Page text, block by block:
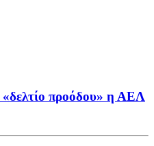
προόδου» η ΑΕΛ